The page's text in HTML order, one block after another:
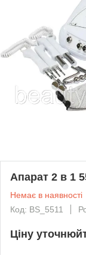
Апарат 2 в 1
Немає в наявності
Код: BS_5511
Ціну